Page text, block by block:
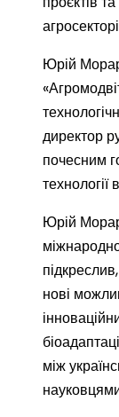
Юрій
директор
почесним
Юрій
нові
між